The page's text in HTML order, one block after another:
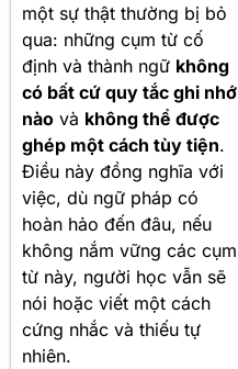
một sự thật thường bị bỏ
qua: những cụm từ cố
định và thành ngữ không
có bất cứ quy tắc ghi nhớ
nào và không thể được
ghép một cách tùy tiện.
Điều này đồng nghĩa với
việc, dù ngữ pháp có
hoàn hảo đến đâu, nếu
không nắm vững các cụm
từ này, người học vẫn sẽ
nói hoặc viết một cách
cứng nhắc và thiếu tự
nhiên.